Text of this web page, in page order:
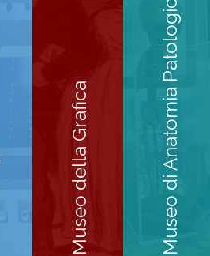
Museo della Grafica Museo di Anatomia Patologica